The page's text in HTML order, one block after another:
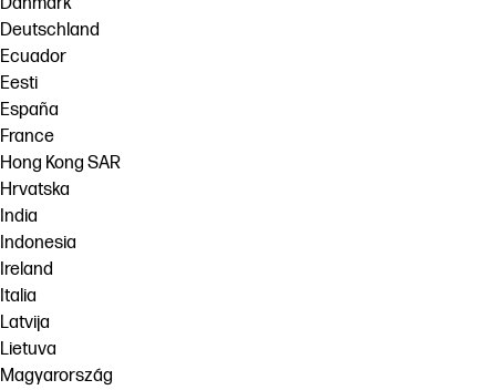
Deutschland
Ecuador
Eesti
España
France
Hong Kong SAR
Hrvatska
India
Indonesia
Ireland
Italia
Latvija
Lietuva
Magyarország